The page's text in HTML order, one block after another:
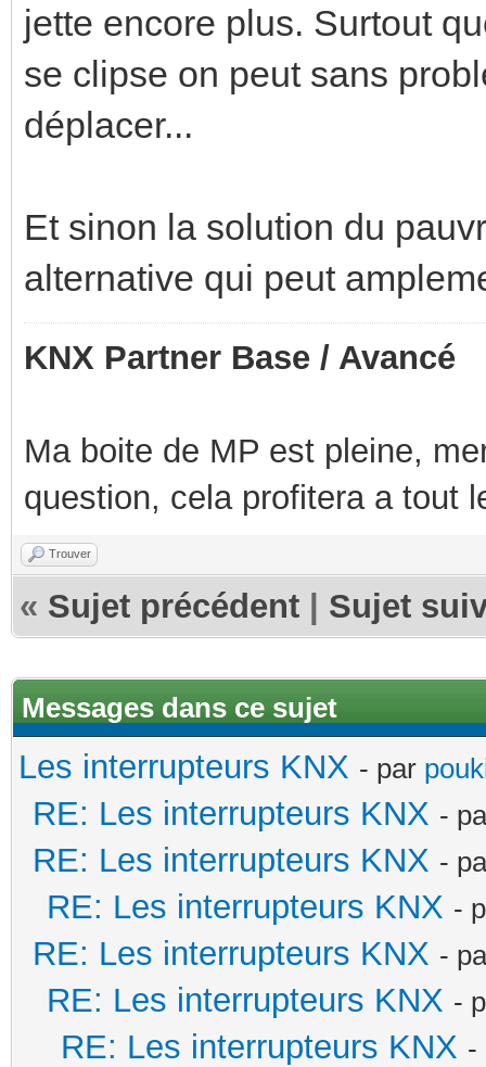
jette encore plus. Surtout
se clipse on peut sans
déplacer...
Et sinon la solution du
alternative qui peut
KNX Partner Base / Avancé
Ma boite de MP est pleine,
question, cela profitera a tout
Trouver
« Sujet précédent Sujet
Messages dans ce sujet
Les interrupteurs KNX - par
RE: Les interrupteurs KNX -
RE: Les interrupteurs KNX -
RE: Les interrupteurs KNX -
RE: Les interrupteurs KNX -
RE: Les interrupteurs KNX -
RE: Les interrupteurs KNX -